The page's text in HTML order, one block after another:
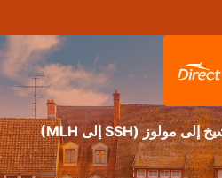
حجز طيران من شرم الشيخ إلى مولوز (SSH إلى MLH)